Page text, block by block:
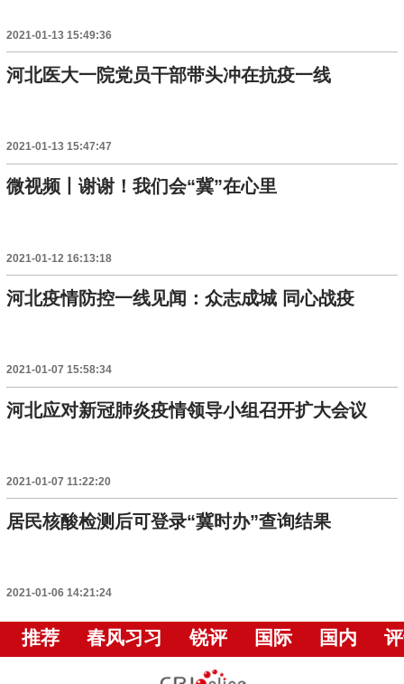
2021-01-13 15:49:36
河北医大一院党员干部带头冲在抗疫一线
2021-01-13 15:47:47
微视频丨谢谢！我们会“冀”在心里
2021-01-12 16:13:18
河北疫情防控一线见闻：众志成城 同心战疫
2021-01-07 15:58:34
河北应对新冠肺炎疫情领导小组召开扩大会议
2021-01-07 11:22:20
居民核酸检测后可登录“冀时办”查询结果
2021-01-06 14:21:24
推荐 春风习习 锐评 国际 国内